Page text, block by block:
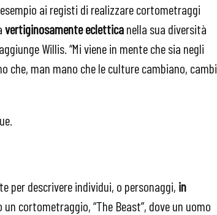
ai registi di realizzare cortometraggi
vertiginosamente ecletticanella sua diversità
Willis. “Mi viene in mente che sia negli
man mano che le culture cambiano, cambi
per descrivere individui, o personaggi, in
cortometraggio, “The Beast”, dove un uomo